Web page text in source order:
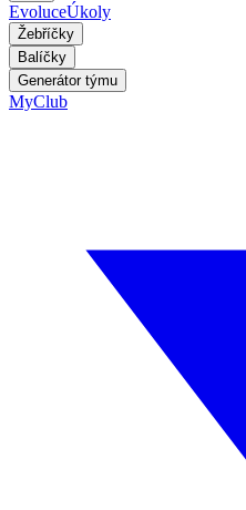
EvoluceÚkoly
Žebříčky
Balíčky
Generátor týmu
MyClub